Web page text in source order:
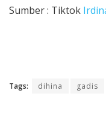
Sumber : Tiktok
Tags: dihina gadis